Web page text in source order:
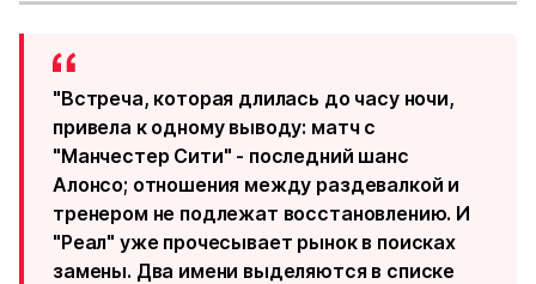
"Встреча, которая длилась до часу ночи,
привела к одному выводу: матч с
"Манчестер Сити" - последний шанс
Алонсо; отношения между раздевалкой и
тренером не подлежат восстановлению. И
"Реал" уже прочесывает рынок в поисках
замены. Два имени выделяются в списке